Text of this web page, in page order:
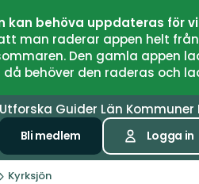
kan behöva uppdateras för
man raderar appen helt
Den gamla
behöver den raderas och
Utforska Guider Län Kommuner
Bli medlem Logga in
Kyrksjön